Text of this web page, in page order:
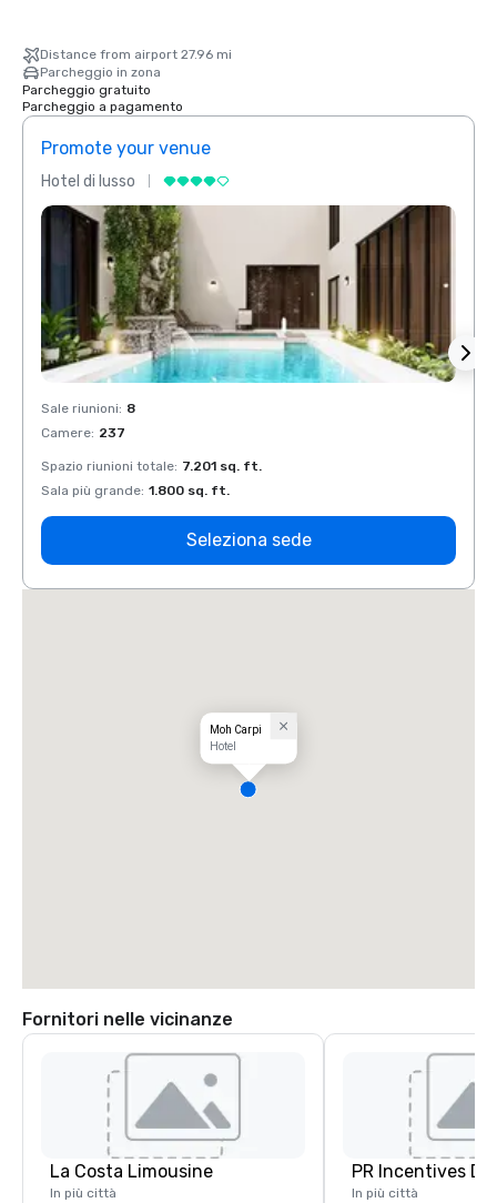
Distance from airport 27.96 mi
Parcheggio in zona
Parcheggio gratuito
Parcheggio a pagamento
Promote your venue
Hotel di lusso
Sale riunioni: 8
Camere: 237
Spazio riunioni totale: 7.201 sq. ft.
Sala più grande: 1.800 sq. ft.
Seleziona sede
Moh Carpi
Hotel
Fornitori nelle vicinanze
La Costa Limousine
In più città
PR Incentives
In più città